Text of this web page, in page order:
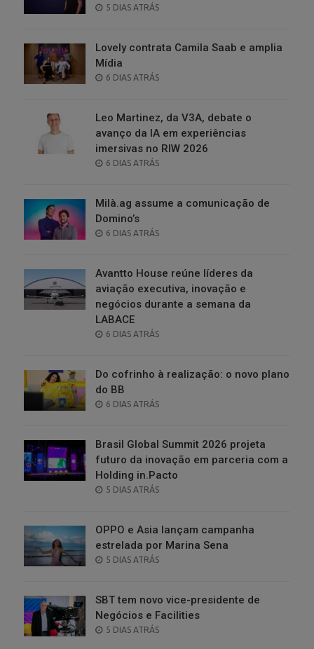
POSTED
5 DIAS ATRÁS
Lovely contrata Camila Saab e amplia
Mídia
POSTED
6 DIAS ATRÁS
Leo Martinez, da V3A, debate o
avanço da IA em experiências
imersivas no RIW 2026
POSTED
6 DIAS ATRÁS
Milà.ag assume a comunicação de
Domino’s
POSTED
6 DIAS ATRÁS
Avantto House reúne líderes da
aviação executiva, inovação e
negócios durante a semana da
LABACE
POSTED
6 DIAS ATRÁS
Do cofrinho à realização: o novo plano
do BB
POSTED
6 DIAS ATRÁS
Brasil Global Summit 2026 projeta
futuro da inovação em parceria com a
Holding in.Pacto
POSTED
5 DIAS ATRÁS
OPPO e Asia lançam campanha
estrelada por Marina Sena
POSTED
5 DIAS ATRÁS
SBT tem novo vice-presidente de
Negócios e Facilities
POSTED
5 DIAS ATRÁS